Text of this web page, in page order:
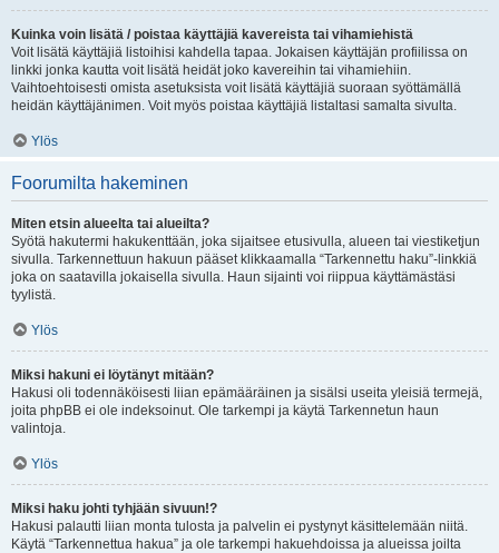
Kuinka voin lisätä / poistaa käyttäjiä kavereista tai vihamiehistä
Voit lisätä käyttäjiä listoihisi kahdella tapaa. Jokaisen käyttäjän profiilissa on
linkki jonka kautta voit lisätä heidät joko kavereihin tai vihamiehiin.
Vaihtoehtoisesti omista asetuksista voit lisätä käyttäjiä suoraan syöttämällä
heidän käyttäjänimen. Voit myös poistaa käyttäjiä listaltasi samalta sivulta.
Ylös
Foorumilta hakeminen
Miten etsin alueelta tai alueilta?
Syötä hakutermi hakukenttään, joka sijaitsee etusivulla, alueen tai viestiketjun
sivulla. Tarkennettuun hakuun pääset klikkaamalla “Tarkennettu haku”-linkkiä
joka on saatavilla jokaisella sivulla. Haun sijainti voi riippua käyttämästäsi
tyylistä.
Ylös
Miksi hakuni ei löytänyt mitään?
Hakusi oli todennäköisesti liian epämääräinen ja sisälsi useita yleisiä termejä,
joita phpBB ei ole indeksoinut. Ole tarkempi ja käytä Tarkennetun haun
valintoja.
Ylös
Miksi haku johti tyhjään sivuun!?
Hakusi palautti liian monta tulosta ja palvelin ei pystynyt käsittelemään niitä.
Käytä “Tarkennettua hakua” ja ole tarkempi hakuehdoissa ja alueissa joilta